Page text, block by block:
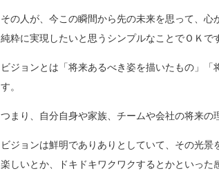
その人が、今この瞬間から先の未来を思って、心
純粋に実現したいと思うシンプルなことでＯＫで
ビジョンとは「将来あるべき姿を描いたもの」
す。
つまり、自分自身や家族、チームや会社の将来の
ビジョンは鮮明でありありとしていて、その光景
楽しいとか、ドキドキワクワクするとかといった